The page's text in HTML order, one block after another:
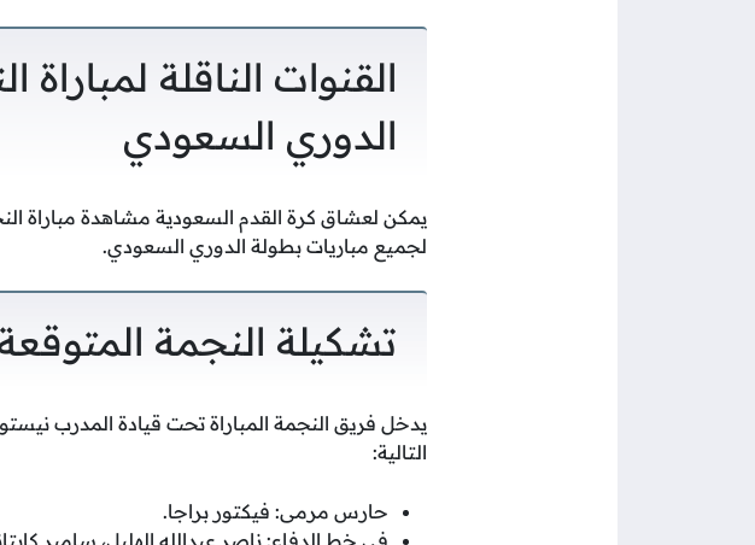
القنوات الناقلة
الدوري السعودي
يمكن لعشاق كرة القدم السعودية مشاهدة مباراة
لجميع مباريات بطولة الدوري السعودي.
تشكيلة النجمة
يدخل فريق النجمة المباراة تحت قيادة المدرب
التالية:
حارس مرمى: فيكتور براجا.